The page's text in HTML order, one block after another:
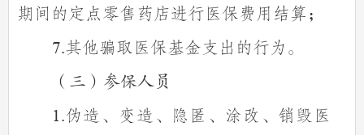
期间的定点零售药店进行医保费用结算；
7.其他骗取医保基金支出的行为。
（三）参保人员
1.伪造、变造、隐匿、涂改、销毁医